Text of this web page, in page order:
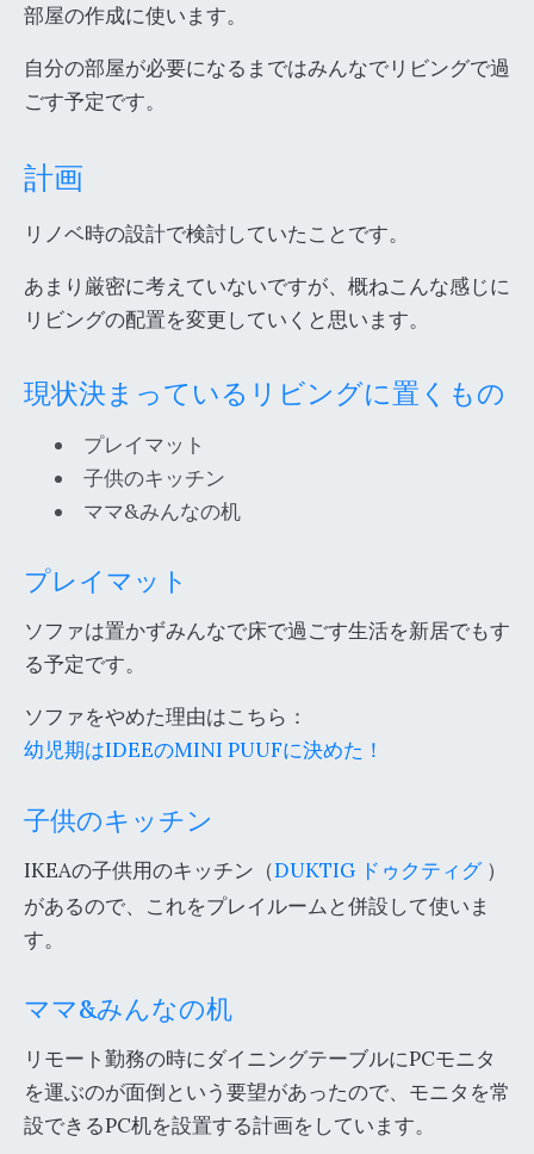
部屋の作成に使います。
自分の部屋が必要になるまではみんなでリビングで過
ごす予定です。
計画
リノベ時の設計で検討していたことです。
あまり厳密に考えていないですが、概ねこんな感じに
リビングの配置を変更していくと思います。
現状決まっているリビングに置くもの
プレイマット
子供のキッチン
ママ&みんなの机
プレイマット
ソファは置かずみんなで床で過ごす生活を新居でもす
る予定です。
ソファをやめた理由はこちら：
幼児期はIDEEのMINI PUUFに決めた！
子供のキッチン
IKEAの子供用のキッチン（DUKTIG ドゥクティグ）
があるので、これをプレイルームと併設して使いま
す。
ママ&みんなの机
リモート勤務の時にダイニングテーブルにPCモニタ
を運ぶのが面倒という要望があったので、モニタを常
設できるPC机を設置する計画をしています。